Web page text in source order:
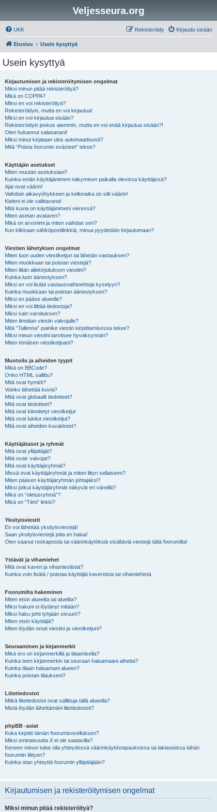
Veljesseura.org
UKK Kirjaudu sisään
Rekisteröidy
Etusivu Usein kysyttyä
Usein kysyttyä
Kirjautumisen ja rekisteröitymisen ongelmat
Miksi minun pitää rekisteröityä?
Mikä on COPPA?
Miksi en voi rekisteröityä?
Rekisteröidyin, mutta en voi kirjautua!
Miksi en voi kirjautua sisään?
Rekisteröidyin joskus aiemmin, mutta en voi enää kirjautua sisään?!
Olen hukannut salasanani!
Miksi minut kirjataan ulos automaattisesti?
Mitä “Poista foorumin evästeet” tekee?
Käyttäjän asetukset
Miten muutan asetuksiani?
Kuinka estän käyttäjänimeni näkymisen paikalla olevissa käyttäjissä?
Ajat ovat väärin!
Vaihdoin aikavyöhykkeen ja kellonaika on silti väärin!
Kieleni ei ole valittavana!
Mitä kuvia on käyttäjänimeni vieressä?
Miten asetan avataren?
Mikä on arvonimi ja miten vaihdan sen?
Kun klikkaan sähköpostilinkkiä, minua pyydetään kirjautumaan?
Viestien lähetyksen ongelmat
Miten luon uuden viestiketjun tai lähetän vastauksen?
Miten muokkaan tai poistan viestejä?
Miten liitän allekirjoituksen viestiini?
Kuinka luon äänestyksen?
Miksi en voi lisätä vastausvaihtoehtoja kyselyyn?
Kuinka muokkaan tai poistan äänestyksen?
Miksi en pääse alueelle?
Miksi en voi liittää tiedostoja?
Miksi sain varoituksen?
Miten ilmoitan viestin valvojalle?
Mitä “Tallenna”-painike viestin kirjoittamisessa tekee?
Miksi minun viestini tarvitsee hyväksynnän?
Miten tönäisen viestiketjuani?
Muotoilu ja aiheiden tyypit
Mikä on BBCode?
Onko HTML sallittu?
Mitä ovat hymiöt?
Voinko lähettää kuvia?
Mitä ovat globaalit tiedotteet?
Mitä ovat tiedotteet?
Mitä ovat kiinnitetyt viestiketjut
Mitä ovat lukitut viestiketjut?
Mitä ovat aiheiden kuvakkeet?
Käyttäjätasot ja ryhmät
Mitä ovat ylläpitäjät?
Mitä ovatr valvojat?
Mitä ovat käyttäjäryhmät?
Missä ovat käyttäjäryhmät ja miten liityn sellaiseen?
Miten pääsen käyttäjäryhmän johtajaksi?
Miksi jotkut käyttäjäryhmät näkyvät eri väreillä?
Mikä on “oletusryhmä”?
Mikä on “Tiimi” linkki?
Yksityisviestit
En voi lähettää yksityisviestejä!
Saan yksityisviestejä joita en halua!
Olen saanut roskapostia tai väärinkäytöksiä sisältäviä viestejä tältä foorumilta!
Ystävät ja vihamiehet
Mitä ovat kaveri ja vihamieslistat?
Kuinka voin lisätä / poistaa käyttäjiä kavereista tai vihamiehistä
Foorumilta hakeminen
Miten etsin alueelta tai alueilta?
Miksi hakuni ei löytänyt mitään?
Miksi haku johti tyhjään sivuun!?
Miten etsin käyttäjiä?
Miten löydän omat viestini ja viestiketjuni?
Seuraaminen ja kirjanmerkit
Mikä ero on kirjanmerkillä ja tilaamisella?
Kuinka teen kirjanmerkin tai seuraan haluamaani aihetta?
Kuinka tilaan haluamani alueen?
Kuinka poistan tilaukseni?
Liitetiedostot
Mitkä liitetiedostot ovat sallittuja tällä alueella?
Mistä löydän lähettämäni liitetiedostot?
phpBB -asiat
Kuka kirjoitti tämän foorumisovelluksen?
Miksi ominaisuutta X ei ole saatavilla?
Keneen minun tulee olla yhteydessä väärinkäytöstapauksissa tai lakiasioissa tähän
foorumiin liittyen?
Kuinka otan yhteyttä foorumin ylläpitäjään?
Kirjautumisen ja rekisteröitymisen ongelmat
Miksi minun pitää rekisteröityä?